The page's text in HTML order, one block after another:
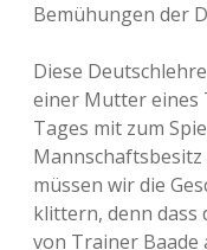
Bemühungen der
Diese
einer Mutter eines
Tages mit zum
müssen wir die
klittern, denn
von Trainer Baade